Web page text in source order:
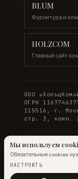
BLUM
Фурнитура и
HOLZCOM
Главный сайт
ООО «ХольцКом»
ОГРН
115516, г.
стр. 3, комн.
© 2026
Мы используем
Обязательные cookies
маркетинговые
НАСТРОИТЬ